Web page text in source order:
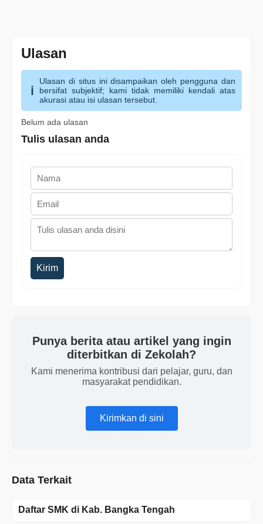
Ulasan
Ulasan di situs ini disampaikan oleh pengguna dan
bersifat subjektif; kami tidak memiliki kendali atas
akurasi atau isi ulasan tersebut.
Belum ada ulasan
Tulis ulasan anda
Kirim
Punya berita atau artikel yang ingin
diterbitkan di Zekolah?
Kami menerima kontribusi dari pelajar, guru, dan
masyarakat pendidikan.
Kirimkan di sini
Data Terkait
Daftar SMK di Kab. Bangka Tengah